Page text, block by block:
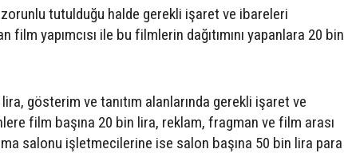
tutulduğu halde gerekli işaret ve ibareleri
film yapımcısı ile bu filmlerin dağıtımını yapanlara 20 bin
gösterim ve tanıtım alanlarında gerekli işaret ve
film başına 20 bin lira, reklam, fragman ve film arası
salonu işletmecilerine ise salon başına 50 bin lira para